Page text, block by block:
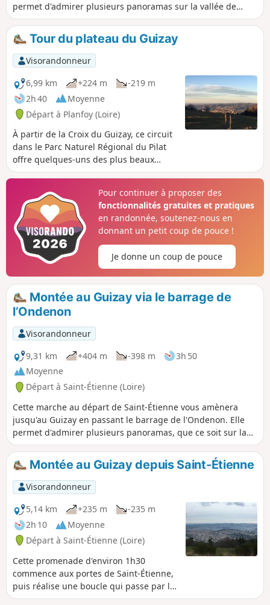
permet d'admirer plusieurs panoramas sur la vallée de
l'Ondaine, la ville de Saint-Étienne et, au loin, les Monts du
Forez.Tour du plateau du Guizay
Visorandonneur
6,99 km
+224 m
-219 m
2h 40
Moyenne
Départ à Planfoy (Loire)
À partir de la Croix du Guizay, ce circuit
dans le Parc Naturel Régional du Pilat
offre quelques-uns des plus beaux
points de vue sur Saint-Étienne. Le
enfilade la rue centrale de la ville et
d'embrasser du regard l'ensemble de
l'agglomération.
Pour continuer à proposer des
fonctionnalités gratuites et pratiques
en randonnée, soutenez-nous en
donnant un petit coup de pouce !
Je donne un coup de pouce
Montée au Guizay via le barrage de
l’Ondenon
Visorandonneur
9,31 km
+404 m -398 m
3h 50
Moyenne
Départ à Saint-Étienne (Loire)
Cette marche au départ de Saint-Étienne vous amènera
jusqu'au Guizay en passant le barrage de l'Ondenon. Elle
permet d'admirer plusieurs panoramas, que ce soit sur la
vallée de l'Ondaine, Saint-Étienne ou la plaine du Forez.
Montée au Guizay depuis Saint-Étienne
Visorandonneur
5,14 km
+235 m
-235 m
2h 10
Moyenne
Départ à Saint-Étienne (Loire)
Cette promenade d'environ 1h30
commence aux portes de Saint-Étienne,
puis réalise une boucle qui passe par le
point de vue remarquable du Guizay.